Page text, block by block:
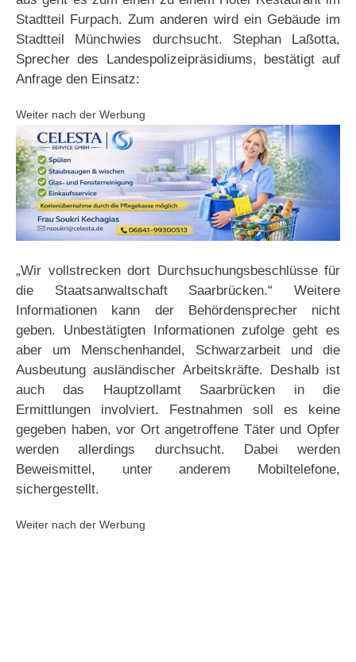
Stadtteil Furpach. Zum anderen wird ein Gebäude im
Stadtteil Münchwies durchsucht. Stephan Laßotta,
Sprecher des Landespolizeipräsidiums, bestätigt auf
Anfrage den Einsatz:
Weiter nach der Werbung
„Wir vollstrecken dort Durchsuchungsbeschlüsse für
die Staatsanwaltschaft Saarbrücken.“ Weitere
Informationen kann der Behördensprecher nicht
geben. Unbestätigten Informationen zufolge geht es
aber um Menschenhandel, Schwarzarbeit und die
Ausbeutung ausländischer Arbeitskräfte. Deshalb ist
auch das Hauptzollamt Saarbrücken in die
Ermittlungen involviert. Festnahmen soll es keine
gegeben haben, vor Ort angetroffene Täter und Opfer
werden allerdings durchsucht. Dabei werden
Beweismittel, unter anderem Mobiltelefone,
sichergestellt.
Weiter nach der Werbung